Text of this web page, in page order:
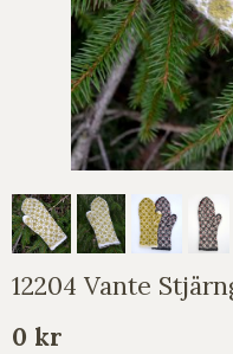
12204 Vante
0 kr